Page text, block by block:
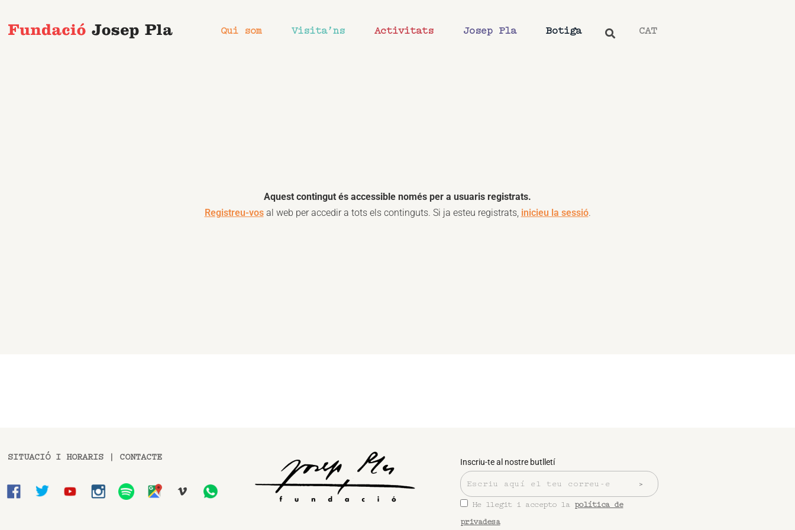
Qui som Visita’ns Activitats Josep Pla Botiga CAT
Aquest contingut és accessible només per a usuaris registrats.
Registreu-vosal web per accedir a tots els continguts. Si ja esteu registrats, inicieu la sessió.
SITUACIÓ I HORARIS CONTACTE Inscriu-te al nostre butlletí
He llegit i accepto la política de
privadesa